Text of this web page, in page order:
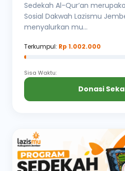
Sedekah Al-Qur’an
Sosial Dakwah Lazismu
menyalurkan mu...
Terkumpul: Rp 1.002.000
Sisa Waktu:
Donasi